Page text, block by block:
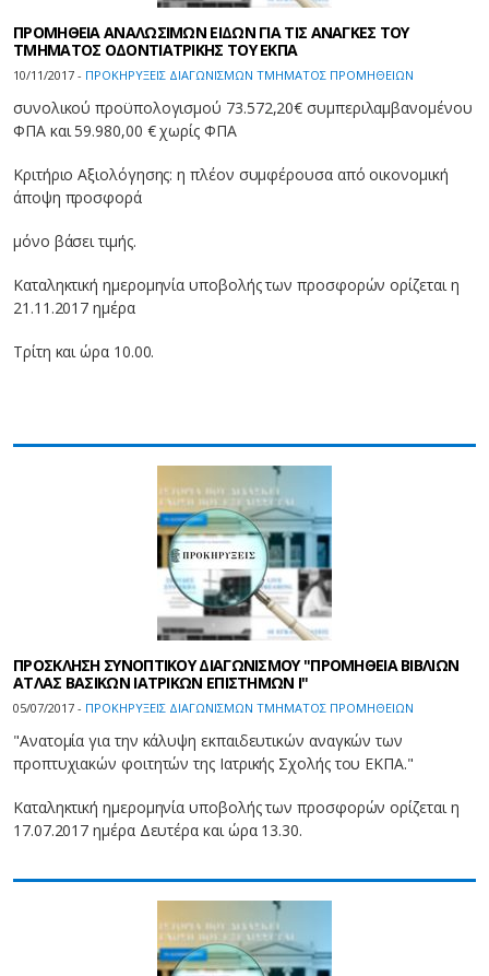
ΠΡΟΜΗΘΕΙΑ ΑΝΑΛΩΣΙΜΩΝ ΕΙΔΩΝ ΓΙΑ ΤΙΣ ΑΝΑΓΚΕΣ ΤΟΥ
ΤΜΗΜΑΤΟΣ ΟΔΟΝΤΙΑΤΡΙΚΗΣ ΤΟΥ ΕΚΠΑ
10/11/2017 - ΠΡΟΚΗΡΥΞΕΙΣ ΔΙΑΓΩΝΙΣΜΩΝ ΤΜΗΜΑΤΟΣ ΠΡΟΜΗΘΕΙΩΝ
συνολικού προϋπολογισμού 73.572,20€ συμπεριλαμβανομένου
ΦΠΑ και 59.980,00 € χωρίς ΦΠΑ
Κριτήριο Αξιολόγησης: η πλέον συμφέρουσα από οικονομική
άποψη προσφορά
μόνο βάσει τιμής.
Καταληκτική ημερομηνία υποβολής των προσφορών ορίζεται η
21.11.2017 ημέρα
Τρίτη και ώρα 10.00.
ΠΡΟΣΚΛΗΣΗ ΣΥΝΟΠΤΙΚΟΥ ΔΙΑΓΩΝΙΣΜΟΥ "ΠΡΟΜΗΘΕΙΑ ΒΙΒΛΙΩΝ
ΑΤΛΑΣ ΒΑΣΙΚΩΝ ΙΑΤΡΙΚΩΝ ΕΠΙΣΤΗΜΩΝ Ι"
05/07/2017 - ΠΡΟΚΗΡΥΞΕΙΣ ΔΙΑΓΩΝΙΣΜΩΝ ΤΜΗΜΑΤΟΣ ΠΡΟΜΗΘΕΙΩΝ
"Ανατομία για την κάλυψη εκπαιδευτικών αναγκών των
προπτυχιακών φοιτητών της Ιατρικής Σχολής του ΕΚΠΑ."
Καταληκτική ημερομηνία υποβολής των προσφορών ορίζεται η
17.07.2017 ημέρα Δευτέρα και ώρα 13.30.